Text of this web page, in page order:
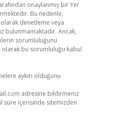
onaylanmış bir Yer
Bu nedenle,
denetleme veya
bulunmamaktadır. Ancak,
sorumluluğunu
olarak bu sorumluluğu kabul
aykırı olduğunu
adresine bildirmeniz
süre içerisinde sitemizden